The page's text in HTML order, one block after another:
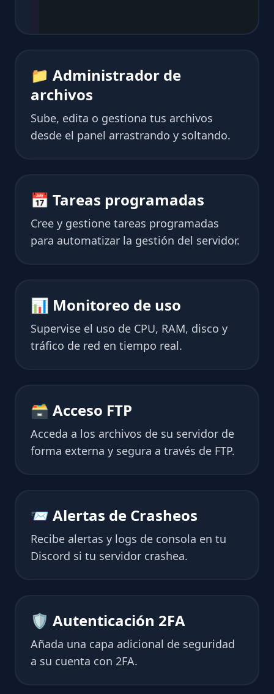
📁 Administrador de
archivos
Sube, edita o gestiona tus archivos
desde el panel arrastrando y soltando.
📅 Tareas programadas
Cree y gestione tareas programadas
para automatizar la gestión del servidor.
📊 Monitoreo de uso
Supervise el uso de CPU, RAM, disco y
tráfico de red en tiempo real.
🗃 Acceso FTP
Acceda a los archivos de su servidor de
forma externa y segura a través de FTP.
📨 Alertas de Crasheos
Recibe alertas y logs de consola en tu
Discord si tu servidor crashea.
🛡 Autenticación 2FA
Añada una capa adicional de seguridad
a su cuenta con 2FA.